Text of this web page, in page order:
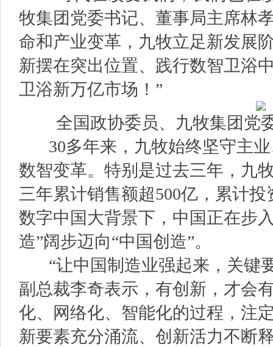
牧集团党委书记、董事局主席林
命和产业变革，九牧立足新发展
新摆在突出位置、践行数智卫浴
卫浴新万亿市场！”
全国政协委员、九牧集团党
30多年来，九牧始终坚守主业
数智变革。特别是过去三年，九
三年累计销售额超500亿，累计
数字中国大背景下，中国正在步
造”阔步迈向“中国创造”。
“让中国制造业强起来，关键
副总裁李奇表示，有创新，才会
化、网络化、智能化的过程，注
新要素充分涌流、创新活力不断